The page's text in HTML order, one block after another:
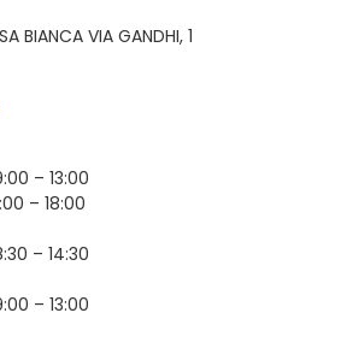
BIANCA VIA GANDHI, 1
– 13:00
– 18:00
– 14:30
– 13:00